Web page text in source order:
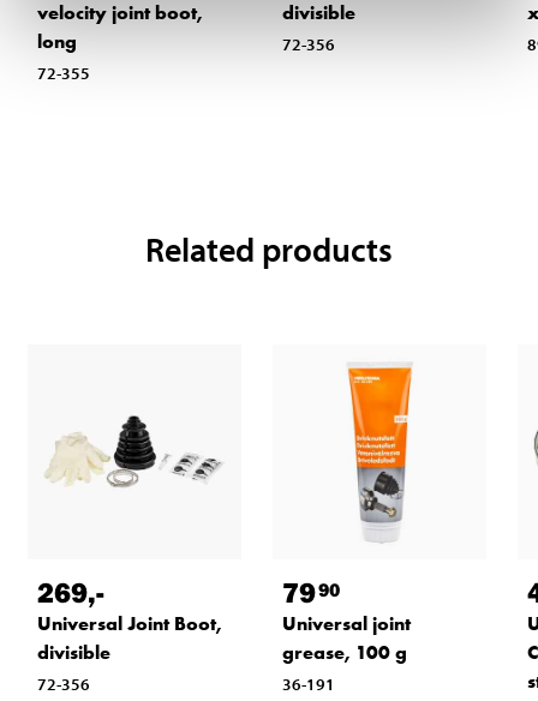
velocity joint boot,
long
72-355
divisible
72-356
Related products
269,-
Universal Joint Boot,
divisible
72-356
7990
Universal joint
grease, 100 g
36-191